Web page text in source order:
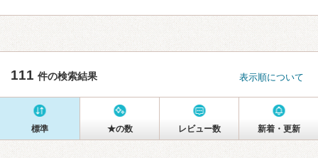
111 件の検索結果 表示順について
標準 ★の数 レビュー数 新着・更新